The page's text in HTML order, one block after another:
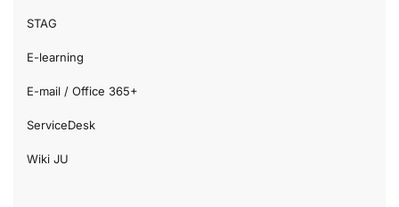
STAG
E-learning
E-mail / Office 365+
ServiceDesk
Wiki JU